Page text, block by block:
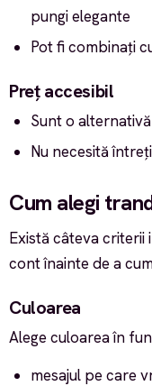
pungi elegante
Pot fi combinați
Preț accesibil
Sunt o
Nu necesită
Cum alegi
Există câteva
cont înainte de a
Culoarea
Alege culoarea în
mesajul pe care